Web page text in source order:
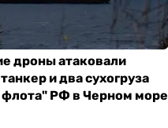
дроны атаковали
и два сухогруза
флота" РФ в Черном море